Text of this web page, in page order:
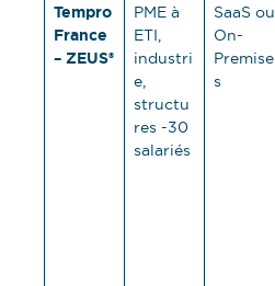
Tempro
France
– ZEUS®
PME à
ETI,
industri
e,
structu
res -30
salariés
SaaS ou
On-
Premise
s